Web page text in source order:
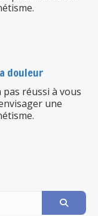
douleur
réussi à vous
une